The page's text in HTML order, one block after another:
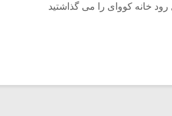
خانه کووای را می گذاشتید